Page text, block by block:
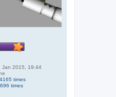
Jan 2015, 19:44
times
696 times